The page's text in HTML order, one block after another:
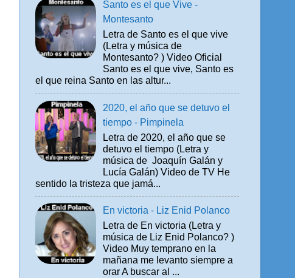
Santo es el que Vive -
Montesanto
Letra de Santo es el que vive
(Letra y música de
Montesanto? ) Video Oficial
Santo es el que vive, Santo es
el que reina Santo en las altur...
2020, el año que se detuvo el
tiempo - Pimpinela
Letra de 2020, el año que se
detuvo el tiempo (Letra y
música de Joaquín Galán y
Lucía Galán) Video de TV He
sentido la tristeza que jamá...
En victoria - Liz Enid Polanco
Letra de En victoria (Letra y
música de Liz Enid Polanco? )
Video Muy temprano en la
mañana me levanto siempre a
orar A buscar al ...